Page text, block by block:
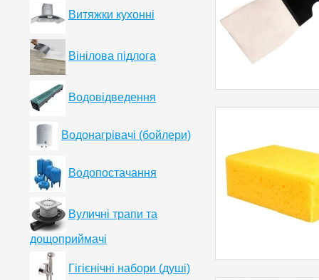
Витяжки кухонні
Вінілова підлога
Водовідведення
Водонагрівачі (бойлери)
Водопостачання
Вуличні трапи та
дощоприймачі
Гігієнічні набори (душі)